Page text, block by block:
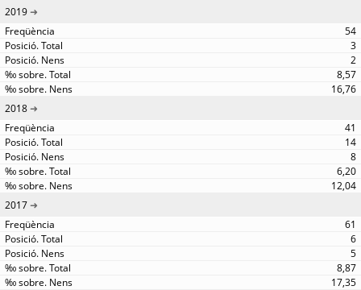
2019
54
3
2
8,57
16,76
2018
41
14
8
6,20
12,04
2017
61
6
5
8,87
17,35